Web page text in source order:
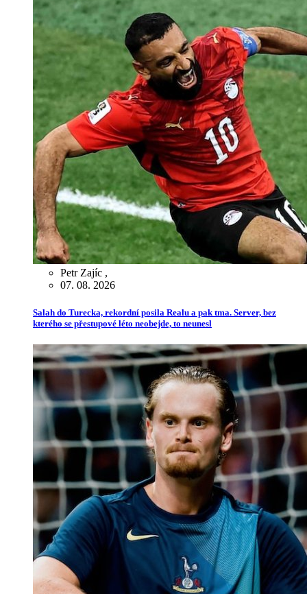
Petr Zajíc ,
07. 08. 2026
Salah do Turecka, rekordní posila Realu a pak tma. Server, bez
kterého se přestupové léto neobejde, to neunesl